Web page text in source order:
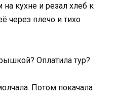
кухне и резал хлеб к
через плечо и тихо
Оплатила тур?
Потом покачала